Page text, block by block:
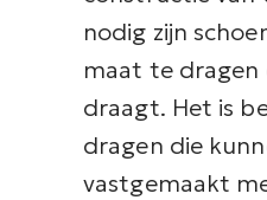
nodig zijn
maat te dragen
draagt. Het is
dragen die
vastgemaakt